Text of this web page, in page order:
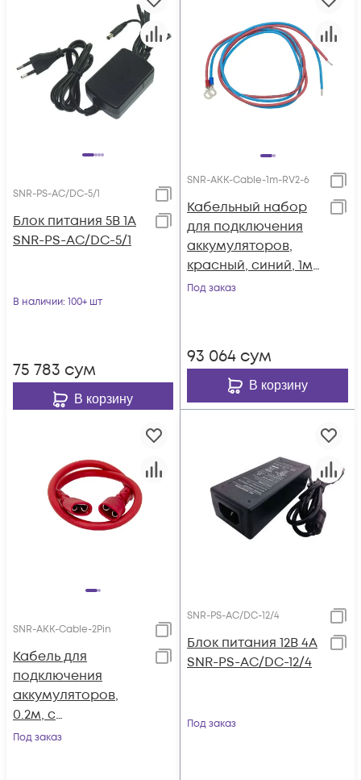
SNR-PS-AC/DC-5/1
Блок питания 5В 1А
SNR-PS-AC/DC-5/1
В наличии: 100+ шт
75 783 сум
В корзину
SNR-AKK-Cable-1m-RV2-6
Кабельный набор
для подключения
аккумуляторов,
красный, синий, 1м,
с наконечниками
Под заказ
93 064 сум
В корзину
SNR-AKK-Cable-2Pin
Кабель для
подключения
аккумуляторов,
0.2м, с
наконечниками
Под заказ
SNR-PS-AC/DC-12/4
Блок питания 12В 4А
SNR-PS-AC/DC-12/4
Под заказ